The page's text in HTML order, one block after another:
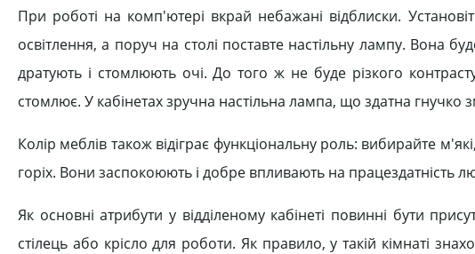
При роботі на комп'ютері вкрай небажані відблиски.
освітлення, а поруч на столі поставте настільну лампу. Вона
дратують і стомлюють очі. До того ж не буде різкого
стомлює. У кабінетах зручна настільна лампа, що здатна гнучко
Колір меблів також відіграє функціональну роль: вибирайте
горіх. Вони заспокоюють і добре впливають на працездатність
Як основні атрибути у відділеному кабінеті повинні бути
стілець або крісло для роботи. Як правило, у такій кімнаті